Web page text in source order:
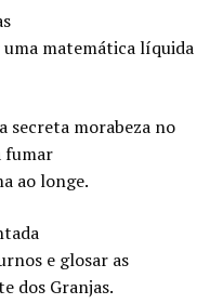
matemática líquida
secreta morabeza no
fumar
ao longe.
e glosar as
dos Granjas.